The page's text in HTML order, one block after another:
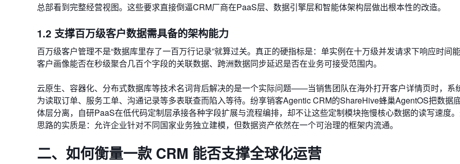
总部看到完整经营视图。这些要求直接倒逼CRM厂商在PaaS层、数据引擎层和智能体架构层做出根本性的改造。
1.2 支撑百万级客户数据需具备的架构能力
百万级客户管理不是“数据库里存了一百万行记录”就算过关。真正的硬指标是：单实例在十万级并发请求下响应时间能
客户画像能否在秒级聚合几百个字段的关联数据、跨洲数据同步延迟是否在业务可接受范围内。
云原生、容器化、分布式数据库等技术名词背后解决的是一个实际问题——当销售团队在海外打开客户详情页时，系
为读取订单、服务工单、沟通记录等多表联查而陷入等待。纷享销客Agentic CRM的ShareHive蜂巢AgentOS把数据
体层分离，自研PaaS在低代码定制层承接各种字段扩展与流程编排，却不让这些定制模块拖慢核心数据的读写速度
思路的实质是：允许企业针对不同国家业务独立建模，但数据资产依然在一个可治理的框架内流通。
二、如何衡量一款 CRM 能否支撑全球化运营